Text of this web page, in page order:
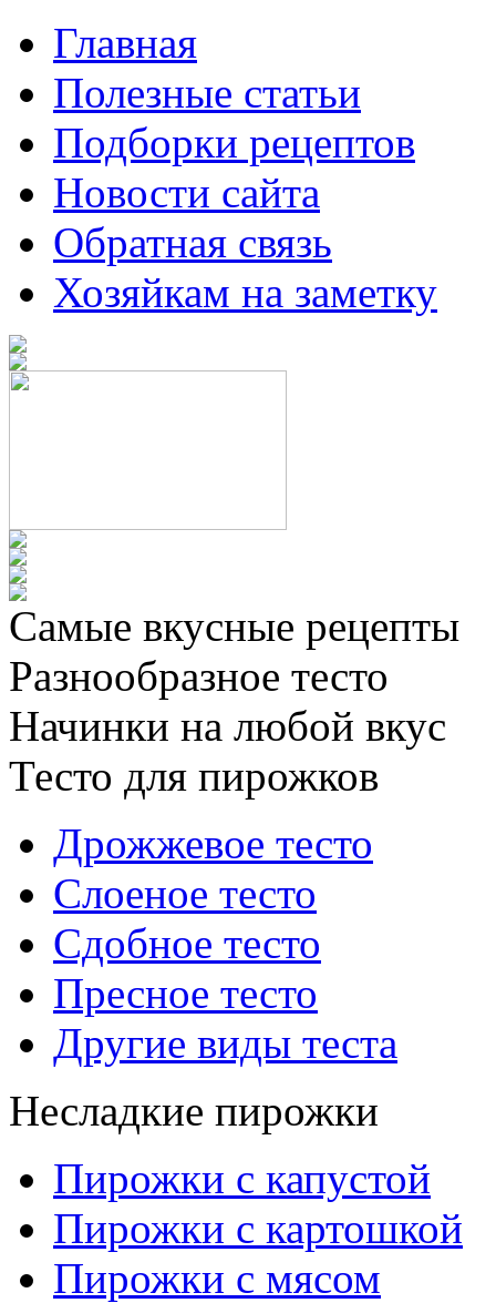
Главная
Полезные статьи
Подборки рецептов
Новости сайта
Обратная связь
Хозяйкам на заметку
Самые вкусные рецепты
Разнообразное тесто
Начинки на любой вкус
Тесто для пирожков
Дрожжевое тесто
Слоеное тесто
Сдобное тесто
Пресное тесто
Другие виды теста
Несладкие пирожки
Пирожки с капустой
Пирожки с картошкой
Пирожки с мясом